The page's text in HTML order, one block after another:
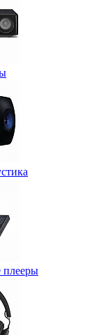
плееры